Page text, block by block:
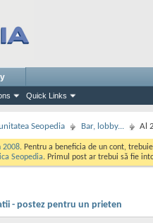
Quick Links
Seopedia Bar, lobby... Al
2008. Pentru a beneficia de un cont,
Seopedia. Primul post ar trebui să fie
- postez pentru un prieten